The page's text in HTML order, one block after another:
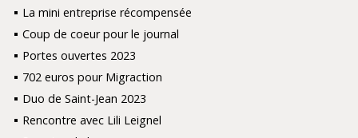
La mini entreprise récompensée
Coup de coeur pour le journal
Portes ouvertes 2023
702 euros pour Migraction
Duo de Saint-Jean 2023
Rencontre avec Lili Leignel